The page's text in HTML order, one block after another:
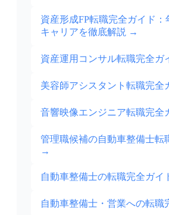
資産形成FP転職完全ガイド：
キャリアを徹底解説 →
資産運用コンサル転職完全ガ
美容師アシスタント転職完全
音響映像エンジニア転職完全
管理職候補の自動車整備士転
→
自動車整備士の転職完全ガイ
自動車整備士・営業への転職